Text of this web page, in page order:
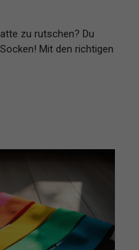
zu rutschen? Du
Mit den richtigen